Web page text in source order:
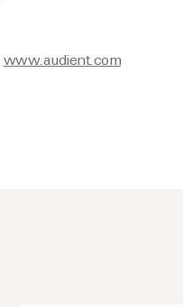
www.audient.com